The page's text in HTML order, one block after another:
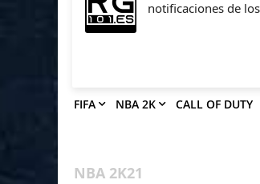
FIFA NBA 2K CALL OF DUTY
NBA 2K21